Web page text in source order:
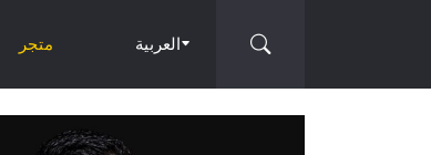
متجر العربية